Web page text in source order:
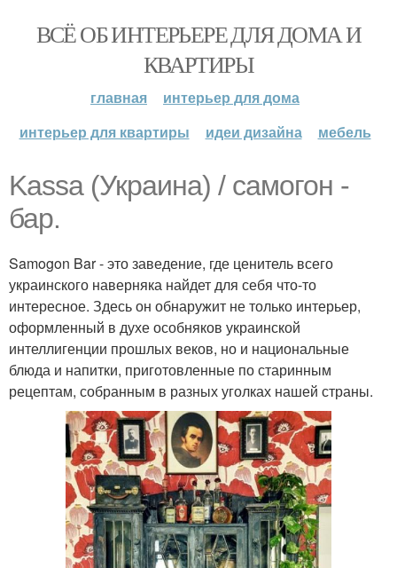
ВСЁ ОБ ИНТЕРЬЕРЕ ДЛЯ ДОМА И
КВАРТИРЫ
главная
интерьер для дома
интерьер для квартиры
идеи дизайна мебель
Kassa (Украина) / самогон -
бар.
Samogon Bar - это заведение, где ценитель всего
украинского наверняка найдет для себя что-то
интересное. Здесь он обнаружит не только интерьер,
оформленный в духе особняков украинской
интеллигенции прошлых веков, но и национальные
блюда и напитки, приготовленные по старинным
рецептам, собранным в разных уголках нашей страны.